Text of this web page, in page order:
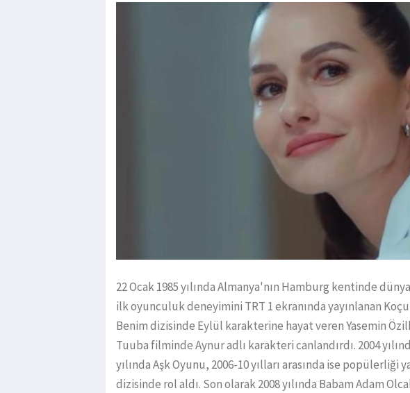
22 Ocak 1985 yılında Almanya'nın Hamburg kentinde
ilk oyunculuk deneyimini TRT 1 ekranında yayınlanan
Benim dizisinde Eylül karakterine hayat veren Yasemin
Tuuba filminde Aynur adlı karakteri canlandırdı. 2004
yılında Aşk Oyunu, 2006-10 yılları arasında ise popülerliği
dizisinde rol aldı. Son olarak 2008 yılında Babam Adam